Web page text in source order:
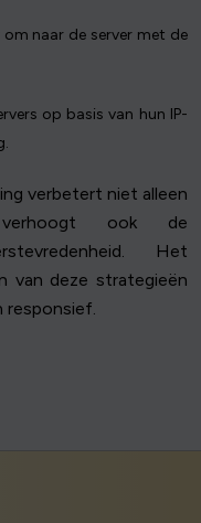
om naar de server met de
op basis van hun IP-
verbetert niet alleen
verhoogt ook de
Het
van deze strategieën